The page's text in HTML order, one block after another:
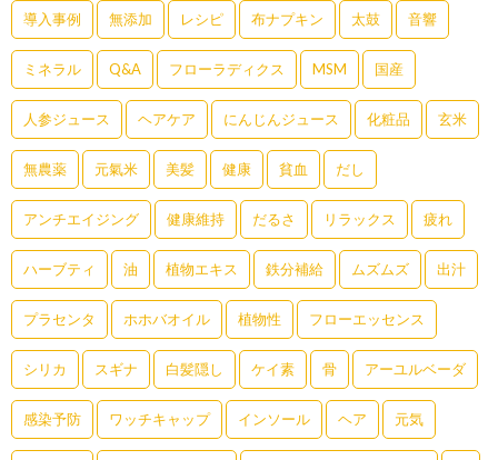
導入事例 無添加 レシピ 布ナプキン 太鼓 音響
ミネラル Q&A フローラディクス MSM 国産
人参ジュース ヘアケア にんじんジュース 化粧品 玄米
無農薬 元氣米 美髪 健康 貧血 だし
アンチエイジング 健康維持 だるさ リラックス 疲れ
ハーブティ 油 植物エキス 鉄分補給 ムズムズ 出汁
プラセンタ ホホバオイル 植物性 フローエッセンス
シリカ スギナ 白髪隠し ケイ素 骨 アーユルベーダ
感染予防 ワッチキャップ インソール ヘア 元気